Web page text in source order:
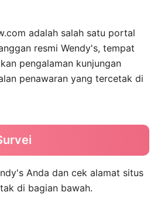
adalah salah satu portal
resmi Wendy's, tempat
pengalaman kunjungan
penawaran yang tercetak di
Anda dan cek alamat situs
di bagian bawah.